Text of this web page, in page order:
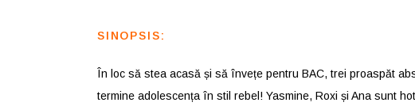
SINOPSIS:
În loc să stea acasă și să învețe pentru BAC, trei proaspăt
termine adolescența în stil rebel! Yasmine, Roxi și Ana sunt